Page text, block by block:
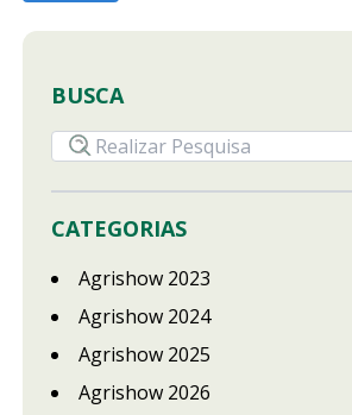
BUSCA
CATEGORIAS
Agrishow 2023
Agrishow 2024
Agrishow 2025
Agrishow 2026